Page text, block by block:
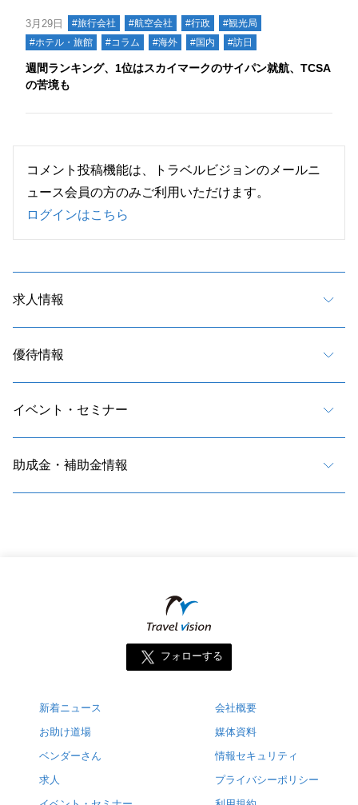
3月29日 #旅行会社 #航空会社 #行政
#観光局
#ホテル・旅館
#コラム #海外 #国内 #訪日
週間ランキング、1位はスカイマークのサイパン就航、TCSA
の苦境も
コメント投稿機能は、トラベルビジョンのメールニ
ュース会員の方のみご利用いただけます。
ログインはこちら
求人情報
優待情報
イベント・セミナー
助成金・補助金情報
フォローする
新着ニュース
お助け道場
ベンダーさん
求人
会社概要
媒体資料
情報セキュリティ
プライバシーポリシー